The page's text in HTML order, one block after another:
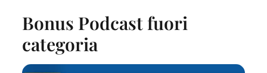
Bonus Podcast fuori
categoria